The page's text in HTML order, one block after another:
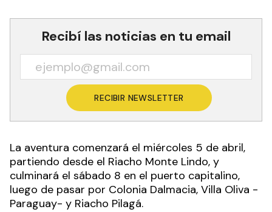
Recibí las noticias en tu email
RECIBIR NEWSLETTER
La aventura comenzará el miércoles 5 de abril,
partiendo desde el Riacho Monte Lindo, y
culminará el sábado 8 en el puerto capitalino,
luego de pasar por Colonia Dalmacia, Villa Oliva -
Paraguay- y Riacho Pilagá.